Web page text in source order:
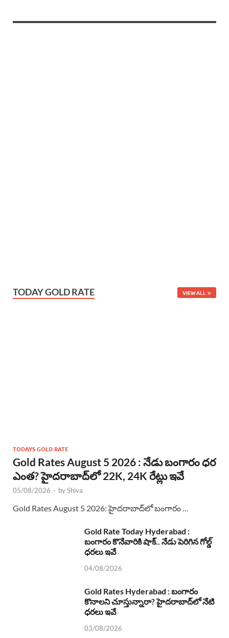
TODAY GOLD RATE VIEW ALL
TODAYS GOLD RATE
Gold Rates August 5 2026 : నేడు బంగారం ధర
ఎంత? హైదరాబాద్‌లో 22K, 24K రేట్లు ఇవే
05/08/2026 - byShiva
Gold Rates August 5 2026: హైదరాబాద్‌లో బంగారం …
Gold Rate Today Hyderabad :
బంగారం కొనేవారికి షాక్.. నేడు పెరిగిన గోల్డ్
ధరలు ఇవే
04/08/2026
Gold Rates Hyderabad : బంగారం
కొనాలని చూస్తున్నారా? హైదరాబాద్‌లో నేటి
ధరలు ఇవే
03/08/2026